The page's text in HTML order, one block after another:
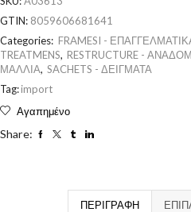
GTIN: 8059606681641
Categories: FRAMESI -
TREATMENS, RESTRUCTURE -
ΜΑΛΛΙΑ, SACHETS - ΔΕΙΓΜΑΤΑ
Tag:import
Αγαπημένο
Share:
ΠΕΡΙΓΡΑΦΉ